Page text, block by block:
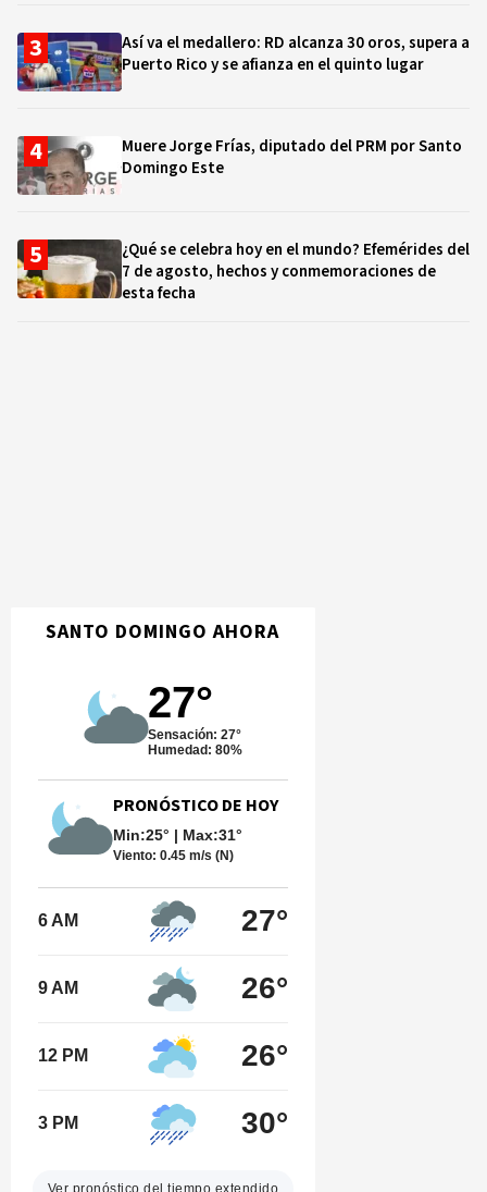
Así va el medallero: RD alcanza 30 oros, supera a
Puerto Rico y se afianza en el quinto lugar
Muere Jorge Frías, diputado del PRM por Santo
Domingo Este
¿Qué se celebra hoy en el mundo? Efemérides del
7 de agosto, hechos y conmemoraciones de
esta fecha
SANTO DOMINGO AHORA
27°
Sensación: 27°
Humedad: 80%
PRONÓSTICO DE HOY
Min:25° | Max:31°
Viento: 0.45 m/s (N)
6 AM 27°
9 AM 26°
12 PM 26°
3 PM 30°
Ver pronóstico del tiempo extendido